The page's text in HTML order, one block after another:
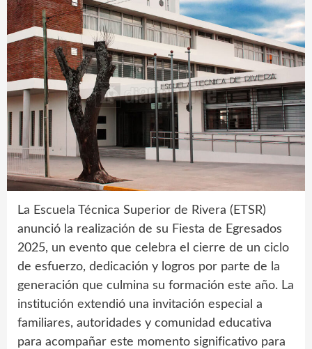
La Escuela Técnica Superior de Rivera (ETSR)
anunció la realización de su Fiesta de Egresados
2025, un evento que celebra el cierre de un ciclo
de esfuerzo, dedicación y logros por parte de la
generación que culmina su formación este año. La
institución extendió una invitación especial a
familiares, autoridades y comunidad educativa
para acompañar este momento significativo para